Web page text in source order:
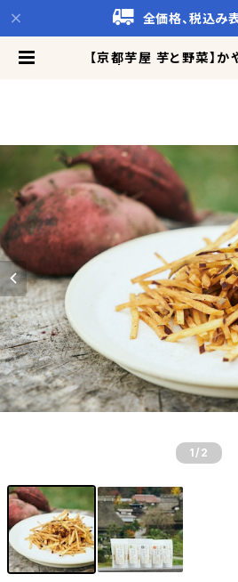
全価格、税込み
【京都芋屋 芋と野菜】か
1 /2